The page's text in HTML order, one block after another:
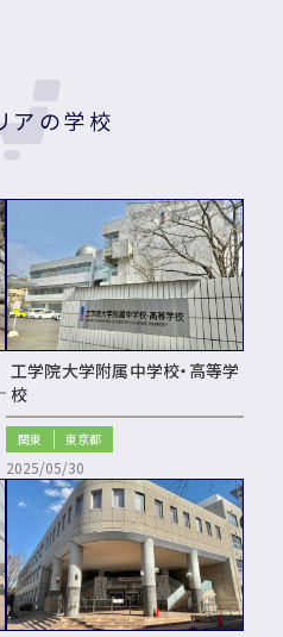
アの学校
工学院大学附属中学校・高等学
校
関東 東京都
2025/05/30